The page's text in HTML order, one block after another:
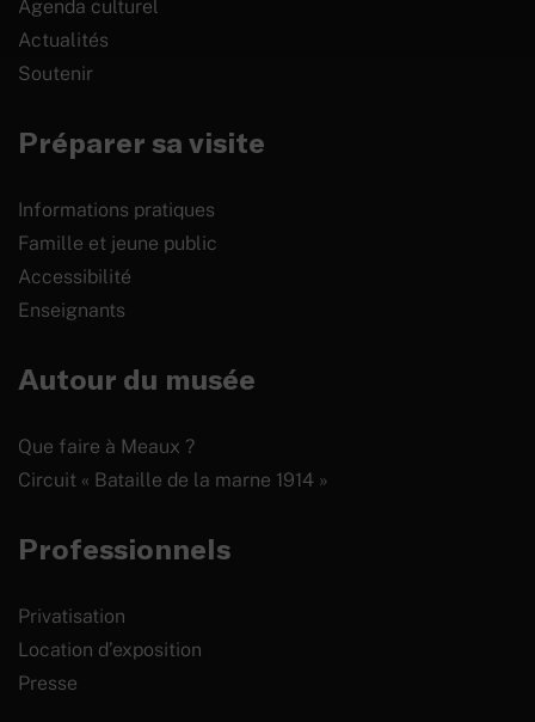
Agenda culturel
Actualités
Soutenir
Préparer sa visite
Informations pratiques
Famille et jeune public
Accessibilité
Enseignants
Autour du musée
Que faire à Meaux ?
Circuit « Bataille de la marne 1914 »
Professionnels
Privatisation
Location d’exposition
Presse